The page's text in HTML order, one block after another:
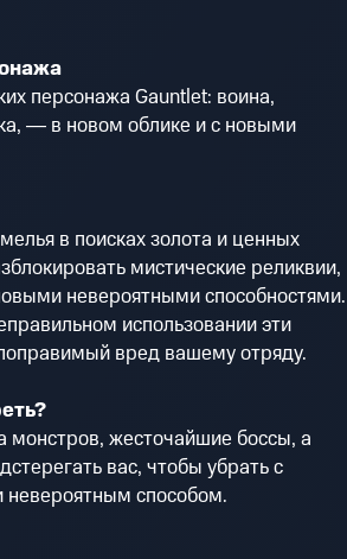
персонажа Gauntlet: воина,
― в новом облике и с новыми
в поисках золота и ценных
мистические реликвии,
невероятными способностями.
использовании эти
вред вашему отряду.
жесточайшие боссы, а
вас, чтобы убрать с
способом.